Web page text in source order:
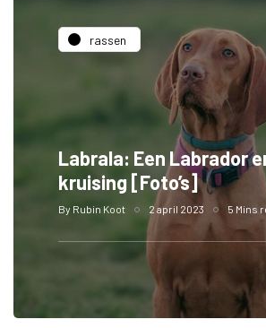
rassen
Labrala: Een Labrador
kruising [Foto’s]
By Rubin Koot 2 april 2023 5 Mins